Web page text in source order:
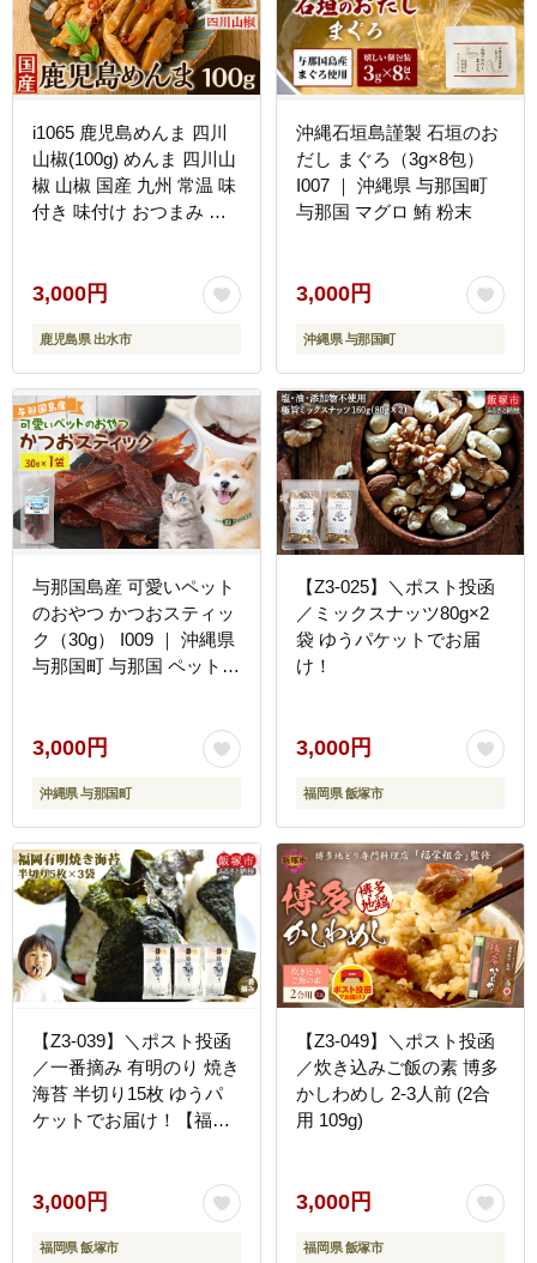
i1065 鹿児島めんま 四川
山椒(100g) めんま 四川山
椒 山椒 国産 九州 常温 味
付き 味付け おつまみ お
ッピング 漬物 竹 幼竹 孟
宗竹 環境保全 メール便
ポスト投函 ネコポス 【シ
ンタク】
3,000円
鹿児島県 出水市
沖縄石垣島謹製 石垣のお
だし まぐろ（3g×8包）
I007 ｜ 沖縄県 与那国町
与那国 マグロ 鮪 粉末
3,000円
沖縄県 与那国町
与那国島産 可愛いペット
のおやつ かつおスティッ
ク（30g） I009 ｜ 沖縄県
与那国町 与那国 ペット
3,000円
沖縄県 与那国町
【Z3-025】＼ポスト投函
／ミックスナッツ80g×2
袋 ゆうパケットでお届
け！
3,000円
福岡県 飯塚市
【Z3-039】＼ポスト投函
／一番摘み 有明のり 焼き
海苔 半切り15枚 ゆうパ
ケットでお届け！【福岡
3,000円
福岡県 飯塚市
【Z3-049】＼ポスト投函
／炊き込みご飯の素 博多
かしわめし 2-3人前 (2合
用 109g)
3,000円
福岡県 飯塚市